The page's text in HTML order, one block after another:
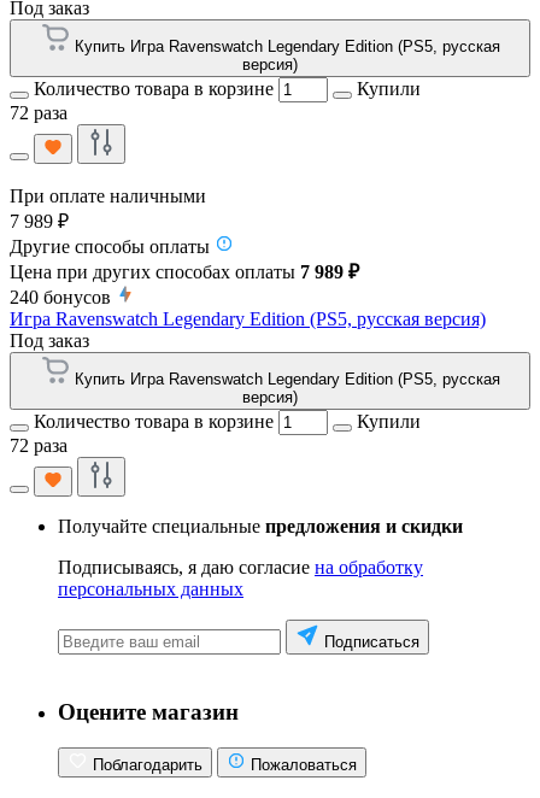
Под заказ
Купить Игра Ravenswatch Legendary Edition (PS5, русская
версия)
Количество товара в корзине
Купили
72 раза
При оплате наличными
7 989 ₽
Другие способы оплаты
Цена при других способах оплаты 7 989 ₽
240 бонусов
Игра Ravenswatch Legendary Edition (PS5, русская версия)
Под заказ
Купить Игра Ravenswatch Legendary Edition (PS5, русская
версия)
Количество товара в корзине
Купили
72 раза
Получайте специальные предложения и скидки
Подписываясь, я даю согласие на обработку
персональных данных
Подписаться
Оцените магазин
Поблагодарить Пожаловаться